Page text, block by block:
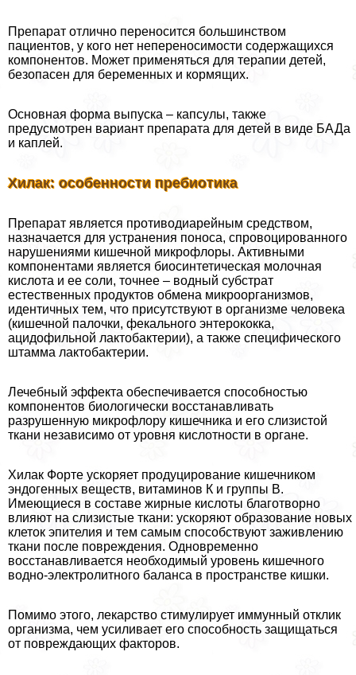
Препарат отлично переносится большинством
пациентов, у кого нет непереносимости содержащихся
компонентов. Может применяться для терапии детей,
безопасен для беременных и кормящих.
Основная форма выпуска – капсулы, также
предусмотрен вариант препарата для детей в виде БАДа
и каплей.
Хилак: особенности пребиотика
Препарат является противодиарейным средством,
назначается для устранения поноса, спровоцированного
нарушениями кишечной микрофлоры. Активными
компонентами является биосинтетическая молочная
кислота и ее соли, точнее – водный субстрат
естественных продуктов обмена микроорганизмов,
идентичных тем, что присутствуют в организме человека
(кишечной палочки, фекального энтерококка,
ацидофильной лактобактерии), а также специфического
штамма лактобактерии.
Лечебный эффекта обеспечивается способностью
компонентов биологически восстанавливать
разрушенную микрофлору кишечника и его слизистой
ткани независимо от уровня кислотности в органе.
Хилак Форте ускоряет продуцирование кишечником
эндогенных веществ, витаминов К и группы В.
Имеющиеся в составе жирные кислоты благотворно
влияют на слизистые ткани: ускоряют образование новых
клеток эпителия и тем самым способствуют заживлению
ткани после повреждения. Одновременно
восстанавливается необходимый уровень кишечного
водно-электролитного баланса в прострaнcтве кишки.
Помимо этого, лекарство стимулирует иммунный отклик
организма, чем усиливает его способность защищаться
от повреждающих факторов.